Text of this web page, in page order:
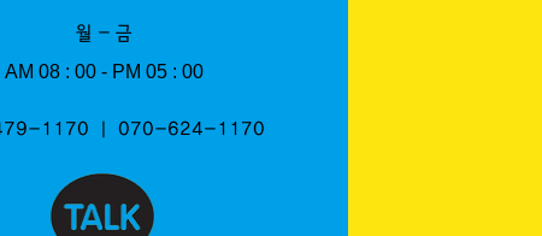
월 - 금
AM 08 : 00 - PM 05 : 00
1170 ㅣ 070-624-1170